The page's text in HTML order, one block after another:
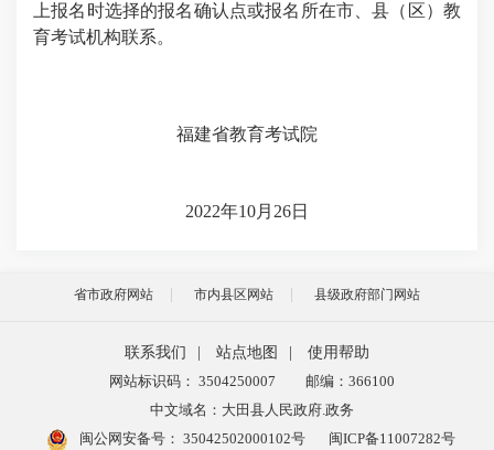
上报名时选择的报名确认点或报名所在市、县（区）教
育考试机构联系。
福建省教育考试院
2022年10月26日
省市政府网站 市内县区网站 县级政府部门网站
联系我们 站点地图
使用帮助
网站标识码： 3504250007
邮编：366100
中文域名：大田县人民政府.政务
闽公网安备号： 35042502000102号 闽ICP备11007282号